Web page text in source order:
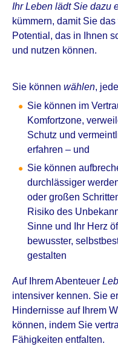
Ihr Leben lädt Sie dazu
kümmern, damit Sie
Potential, das in Ihnen
und nutzen können.
Sie können wählen,
Sie können im
Komfortzone,
Schutz und
erfahren – und
Sie können
durchlässiger
oder großen
Risiko des
Sinne und Ihr Herz
bewusster,
gestalten
Auf Ihrem Abenteuer
intensiver kennen. Sie
Hindernisse auf Ihrem
können, indem Sie
Fähigkeiten entfalten.